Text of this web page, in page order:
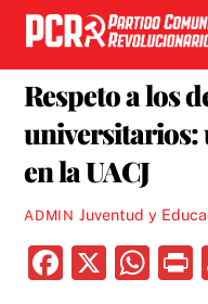
Skip
content
Respeto a los
universitarios:
en la UACJ
ADMIN Juventud y
F
X
W